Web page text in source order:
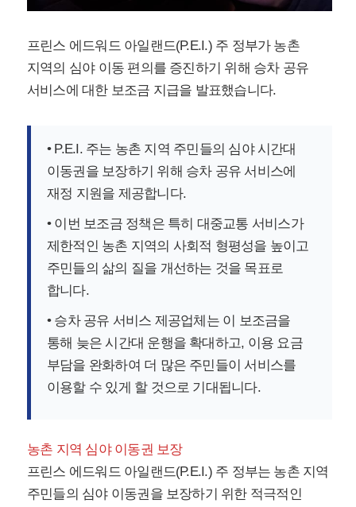
프린스 에드워드 아일랜드(P.E.I.) 주 정부가 농촌
지역의 심야 이동 편의를 증진하기 위해 승차 공유
서비스에 대한 보조금 지급을 발표했습니다.
• P.E.I. 주는 농촌 지역 주민들의 심야 시간대
이동권을 보장하기 위해 승차 공유 서비스에
재정 지원을 제공합니다.
• 이번 보조금 정책은 특히 대중교통 서비스가
제한적인 농촌 지역의 사회적 형평성을 높이고
주민들의 삶의 질을 개선하는 것을 목표로
합니다.
• 승차 공유 서비스 제공업체는 이 보조금을
통해 늦은 시간대 운행을 확대하고, 이용 요금
부담을 완화하여 더 많은 주민들이 서비스를
이용할 수 있게 할 것으로 기대됩니다.
농촌 지역 심야 이동권 보장
프린스 에드워드 아일랜드(P.E.I.) 주 정부는 농촌 지역
주민들의 심야 이동권을 보장하기 위한 적극적인